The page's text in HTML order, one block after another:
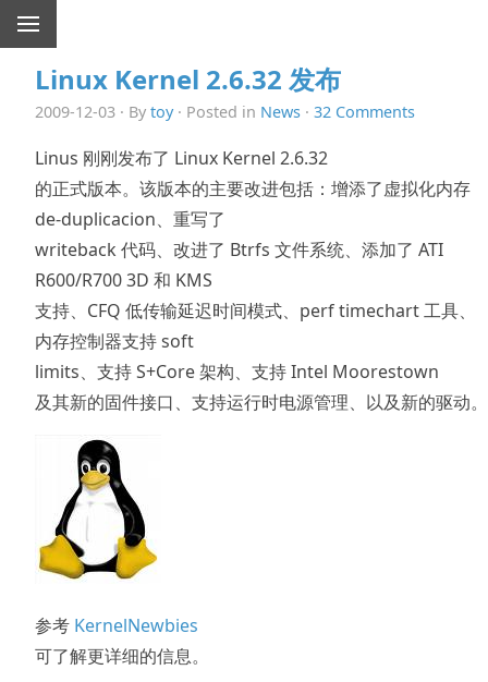
Linux Kernel 2.6.32 发布
2009-12-03 · By toy· Posted in News · 32 Comments
Linus 刚刚发布了 Linux Kernel 2.6.32
的正式版本。该版本的主要改进包括：增添了虚拟化内存
de-duplicacion、重写了
writeback 代码、改进了 Btrfs 文件系统、添加了 ATI
R600/R700 3D 和 KMS
支持、CFQ 低传输延迟时间模式、perf timechart 工具、
内存控制器支持 soft
limits、支持 S+Core 架构、支持 Intel Moorestown
及其新的固件接口、支持运行时电源管理、以及新的驱动。
参考 KernelNewbies
可了解更详细的信息。